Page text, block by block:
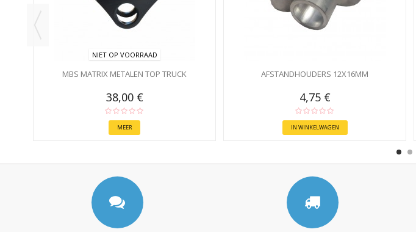
NIET OP VOORRAAD
MBS MATRIX METALEN TOP TRUCK
38,00 €
MEER
AFSTANDHOUDERS 12X16MM
4,75 €
IN WINKELWAGEN